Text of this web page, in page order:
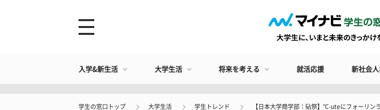
入学&新生活 大学生活 将来を考える 就活応援 新社会
学生の窓口トップ 大学生活 学生トレンド 【日本大学商学部：砧祭】°C-uteにフォーリ